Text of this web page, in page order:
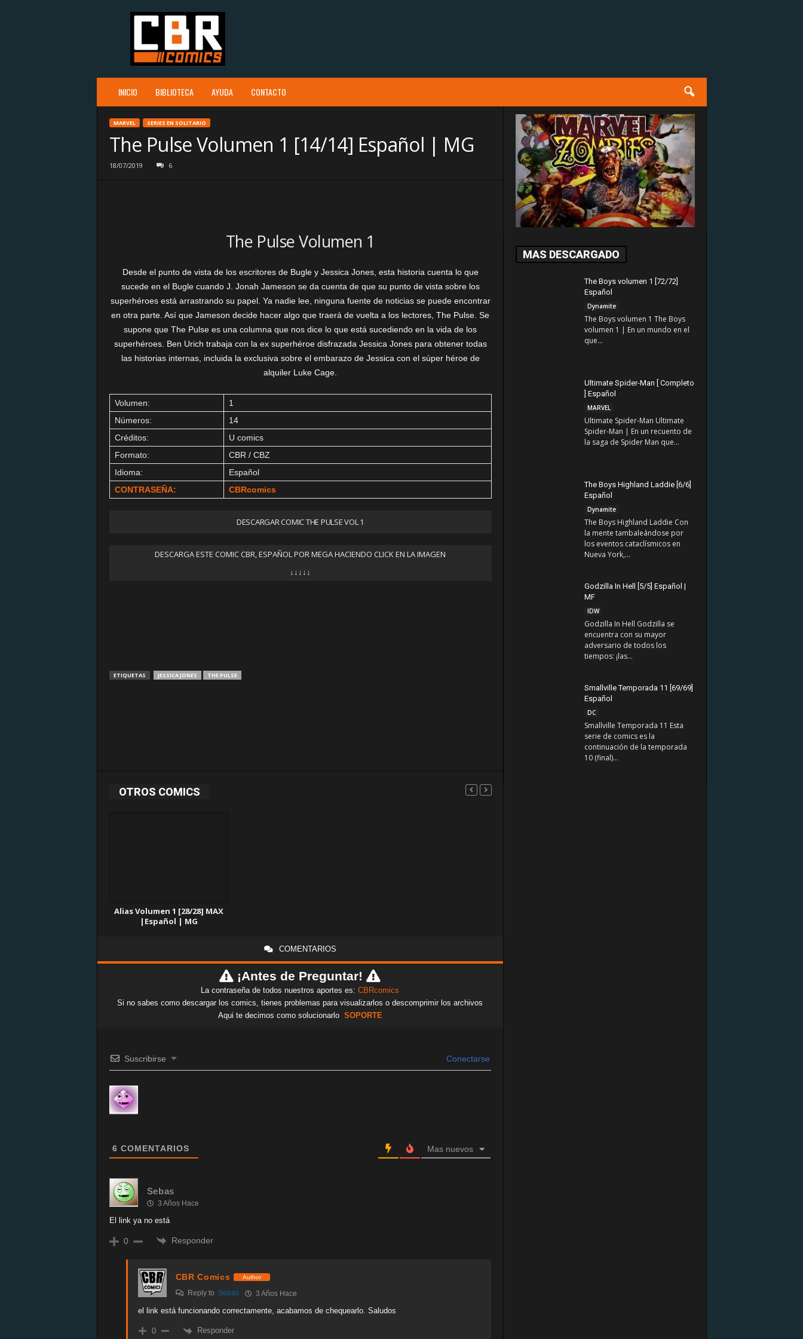
INICIO BIBLIOTECA AYUDA CONTACTO
MARVEL SERIES EN SOLITARIO
The Pulse Volumen 1 [14/14] Español | MG
18/07/2019 6
The Pulse Volumen 1
Desde el punto de vista de los escritores de Bugle y Jessica Jones, esta historia cuenta lo que
sucede en el Bugle cuando J. Jonah Jameson se da cuenta de que su punto de vista sobre los
superhéroes está arrastrando su papel. Ya nadie lee, ninguna fuente de noticias se puede encontrar
en otra parte. Así que Jameson decide hacer algo que traerá de vuelta a los lectores, The Pulse. Se
supone que The Pulse es una columna que nos dice lo que está sucediendo en la vida de los
superhéroes. Ben Urich trabaja con la ex superhéroe disfrazada Jessica Jones para obtener todas
las historias internas, incluida la exclusiva sobre el embarazo de Jessica con el súper héroe de
alquiler Luke Cage.
Volumen:
1
Números:
14
Créditos:
U comics
Formato:
CBR / CBZ
Idioma:
Español
CONTRASEÑA:
CBRcomics
DESCARGAR COMIC THE PULSE VOL 1
DESCARGA ESTE COMIC CBR, ESPAÑOL POR MEGA HACIENDO CLICK EN LA IMAGEN
↓↓↓↓↓
ETIQUETAS JESSICA JONES THE PULSE
OTROS COMICS
Alias Volumen 1 [28/28] MAX
|Español | MG
COMENTARIOS
¡Antes de Preguntar!
La contraseña de todos nuestros aportes es: CBRcomics
Si no sabes como descargar los comics, tienes problemas para visualizarlos o descomprimir los archivos
Aqui te decimos como solucionarlo SOPORTE
Suscribirse Conectarse
6 COMENTARIOS Mas nuevos
Sebas
3 Años Hace
El link ya no está
0 Responder
CBR Comics Author
Reply to Sebas 3 Años Hace
el link está funcionando correctamente, acabamos de chequearlo. Saludos
0 Responder
MAS DESCARGADO
The Boys volumen 1 [72/72]
Español
Dynamite
The Boys volumen 1 The Boys
volumen 1 | En un mundo en el
que...
Ultimate Spider-Man [ Completo
] Español
MARVEL
Ultimate Spider-Man Ultimate
Spider-Man | En un recuento de
la saga de Spider Man que...
The Boys Highland Laddie [6/6]
Español
Dynamite
The Boys Highland Laddie Con
la mente tambaleándose por
los eventos cataclísmicos en
Nueva York,...
Godzilla In Hell [5/5] Español |
MF
IDW
Godzilla In Hell Godzilla se
encuentra con su mayor
adversario de todos los
tiempos: ¡las...
Smallville Temporada 11 [69/69]
Español
DC
Smallville Temporada 11 Esta
serie de comics es la
continuación de la temporada
10 (final)...